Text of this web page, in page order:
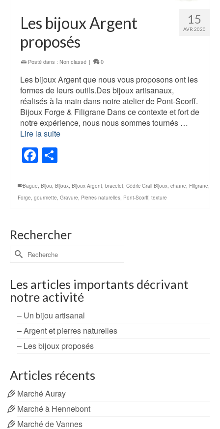
15
AVR 2020
Les bijoux Argent
proposés
Posté dans : Non classé | 0
Les bijoux Argent que nous vous proposons ont les
formes de leurs outils.Des bijoux artisanaux,
réalisés à la main dans notre atelier de Pont-Scorff.
Bijoux Forge & Filigrane Dans ce contexte et fort de
notre expérience, nous nous sommes tournés …
Lire la suite
Facebook
Bague Bijou Bijoux Bijoux Argent bracelet Cédric Grall Bijoux chaîne Filigrane
Forge gourmette Gravure Pierres naturelles Pont-Scorff texture
Rechercher
Rechercher :
Les articles importants décrivant
notre activité
– Un bijou artisanal
– Argent et pierres naturelles
– Les bijoux proposés
Articles récents
Marché Auray
Marché à Hennebont
Marché de Vannes